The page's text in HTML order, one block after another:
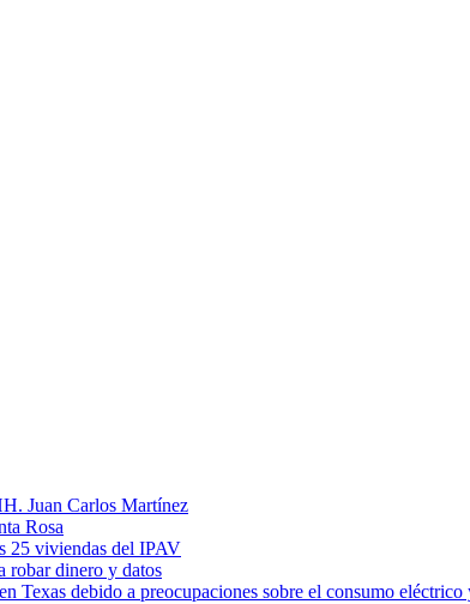
Juan Carlos Martínez
Rosa
25 viviendas del IPAV
robar dinero y datos
Texas debido a preocupaciones sobre el consumo eléctrico